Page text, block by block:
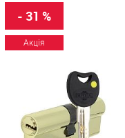
- 31 %
Акція